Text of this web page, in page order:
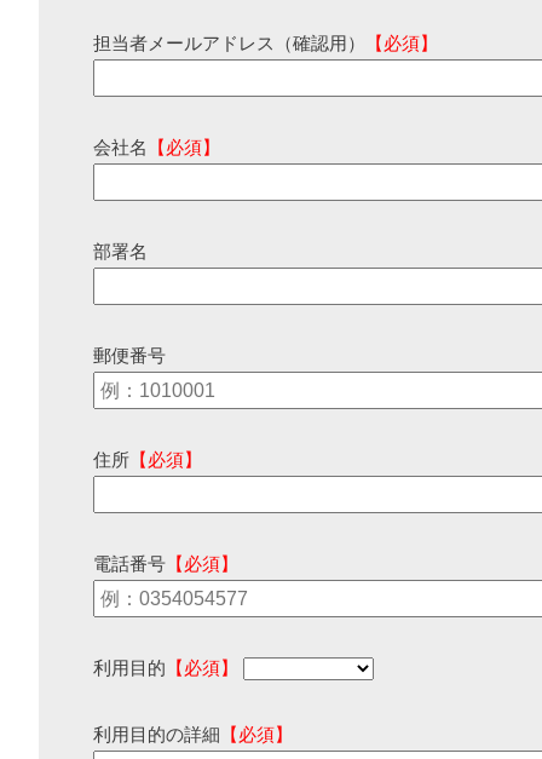
担当者メールアドレス（確認用） 【必須】
会社名 【必須】
部署名
郵便番号
住所 【必須】
電話番号 【必須】
利用目的 【必須】
利用目的の詳細 【必須】